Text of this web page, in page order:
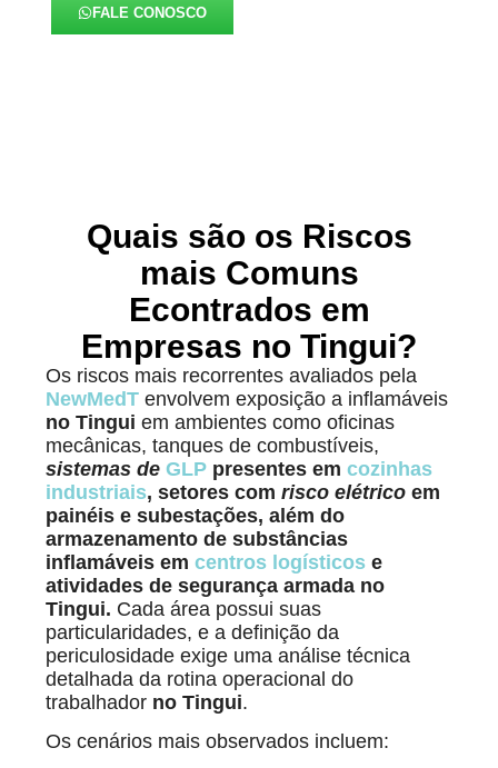
FALE CONOSCO
Quais são os Riscos
mais Comuns
Econtrados em
Empresas no Tingui?
Os riscos mais recorrentes avaliados pela
NewMedT envolvem exposição a inflamáveis
no Tingui em ambientes como oficinas
mecânicas, tanques de combustíveis,
sistemas de GLP presentes emcozinhas
industriais, setores comrisco elétrico em
painéis e subestações, além do
armazenamento de substâncias
inflamáveis emcentros logísticos e
atividades de segurança armada no
Tingui. Cada área possui suas
particularidades, e a definição da
periculosidade exige uma análise técnica
detalhada da rotina operacional do
trabalhador no Tingui.
Os cenários mais observados incluem: